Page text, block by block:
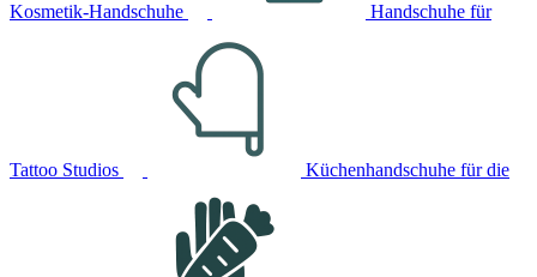
Kosmetik-Handschuhe Handschuhe für
Tattoo Studios Küchenhandschuhe für die